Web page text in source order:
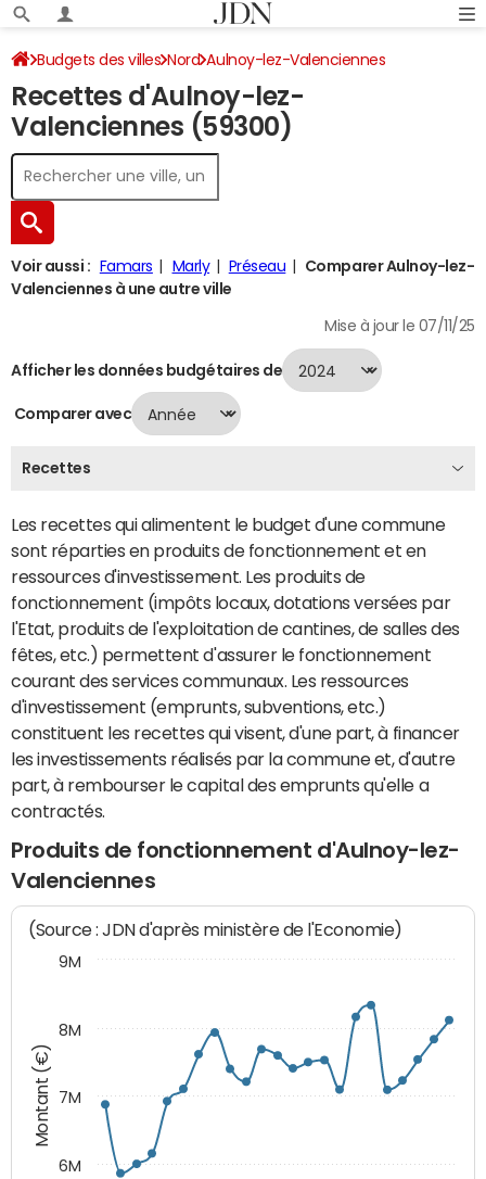
Budgets des villes Nord Aulnoy-lez-Valenciennes
Recettes 2024
Recettes d'Aulnoy-lez-
Valenciennes (59300)
Voir aussi : Famars Marly Préseau
Comparer Aulnoy-lez-
Valenciennes à une autre ville
Mise à jour le 07/11/25
Afficher les données budgétaires de
Comparer avec
Recettes
Les recettes qui alimentent le budget d'une commune
sont réparties en produits de fonctionnement et en
ressources d'investissement. Les produits de
fonctionnement (impôts locaux, dotations versées par
l'Etat, produits de l'exploitation de cantines, de salles des
fêtes, etc.) permettent d'assurer le fonctionnement
courant des services communaux. Les ressources
d'investissement (emprunts, subventions, etc.)
constituent les recettes qui visent, d'une part, à financer
les investissements réalisés par la commune et, d'autre
part, à rembourser le capital des emprunts qu'elle a
contractés.
Produits de fonctionnement d'Aulnoy-lez-
Valenciennes
Montant (€)
(Source : JDN d'après ministère de l'Economie)
6M
7M
8M
9M